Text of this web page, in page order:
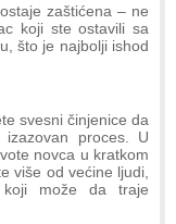
zaštićena – ne
koji ste ostavili sa
što je najbolji ishod
svesni činjenice da
proces. U
novca u kratkom
više od većine ljudi,
može da traje